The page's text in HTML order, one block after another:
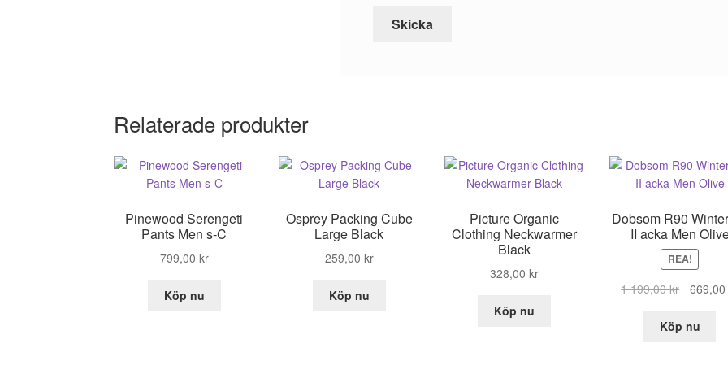
Relaterade produkter
Pinewood Serengeti
Pants Men s-C
799,00 kr
Köp nu
Osprey Packing Cube
Large Black
259,00 kr
Köp nu
Picture Organic
Clothing Neckwarmer
Black
328,00kr
Köp nu
Dobsom R90
II acka Men
REA!
1 199,00kr
Det
priset
669,00
Köp nu